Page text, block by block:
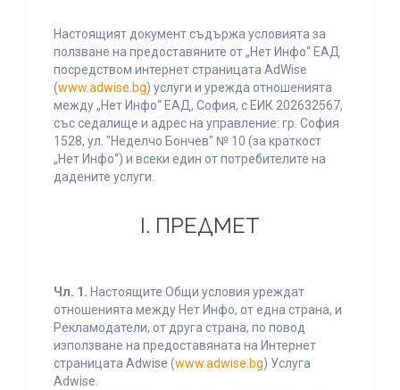
Настоящият документ съдържа условията за
ползване на предоставяните от „Нет Инфо“ ЕАД
посредством интернет страницата AdWise
(www.adwise.bg) услуги и урежда отношенията
между „Нет Инфо“ ЕАД, София, с ЕИК 202632567,
със седалище и адрес на управление: гр. София
1528, ул. "Неделчо Бончев" № 10 (за краткост
„Нет Инфо“) и всеки един от потребителите на
дадените услуги.
І. ПРЕДМЕТ
Чл. 1. Настоящите Общи условия уреждат
отношенията между Нет Инфо, от една страна, и
Рекламодатели, от друга страна, по повод
използване на предоставяната на Интернет
страницата Adwise (www.adwise.bg) Услуга
Adwise.